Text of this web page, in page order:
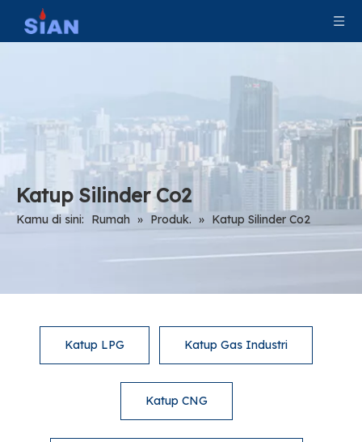
Katup Silinder Co2
Kamu di sini: Rumah » Produk. » Katup Silinder Co2
Katup LPG Katup Gas Industri
Katup CNG